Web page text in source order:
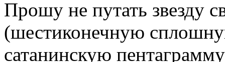
Прошу не путать звезду
(шестиконечную
сатанинскую